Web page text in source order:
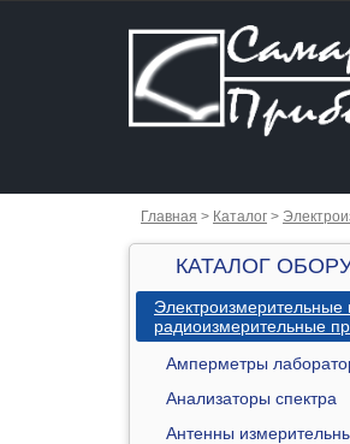
Главная > Каталог >
КАТАЛОГ
Электроизмерительные
радиоизмерительные
Амперметры
Анализаторы спектра
Антенны